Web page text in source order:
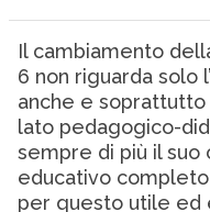
Il cambiamento
6 non riguarda solo
anche e soprattutto
lato pedagogico-
sempre di più il
educativo
per questo utile ed